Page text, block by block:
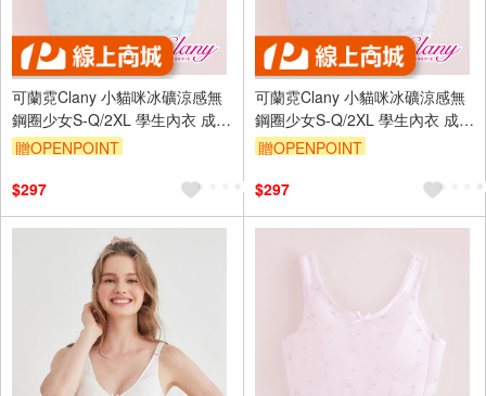
可蘭霓Clany 小貓咪冰礦涼感無
鋼圈少女S-Q/2XL 學生內衣 成長
型內衣 8038-51 寶寶藍 胸衣 背
贈OPENPOINT
$297
可蘭霓Clany 小貓咪冰礦涼感無
鋼圈少女S-Q/2XL 學生內衣 成長
型內衣 胸衣 背心 8038-61 雲朵
贈OPENPOINT
$297